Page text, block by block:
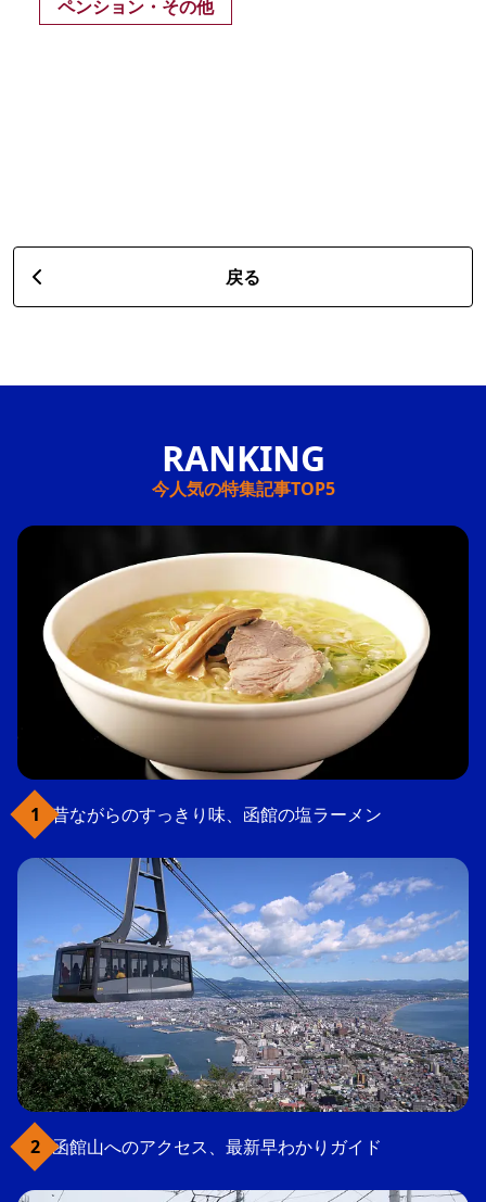
ペンション・その他
戻る
今人気の特集記事TOP5
昔ながらのすっきり味、函館の塩ラーメン
函館山へのアクセス、最新早わかりガイド